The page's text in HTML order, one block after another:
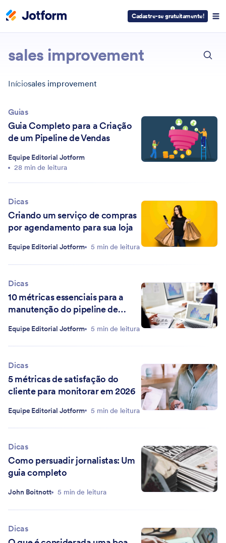
Cadastre-se gratuitamente!
sales improvement
Iníciosales improvement
Guias
Guia Completo para a Criação
de um Pipeline de Vendas
Equipe Editorial Jotform
28 min de leitura
Dicas
Criando um serviço de compras
por agendamento para sua loja
Equipe Editorial Jotform 5 min de leitura
Dicas
10 métricas essenciais para a
manutenção do pipeline de
Equipe Editorial Jotform 5 min de leitura
Dicas
5 métricas de satisfação do
cliente para monitorar em 2026
Equipe Editorial Jotform 5 min de leitura
Dicas
Como persuadir jornalistas: Um
guia completo
John Boitnott 5 min de leitura
Dicas
ESC